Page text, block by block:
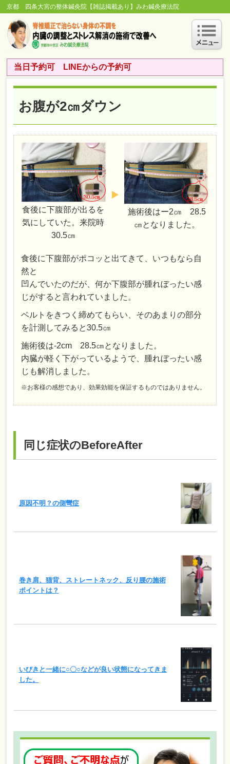
京都 四条大宮の整体鍼灸院【雑誌掲載あり】みわ鍼灸療法院
当日予約可 LINEからの予約可
お腹が2㎝ダウン
食後に下腹部が出るを
気にしていた。来院時
30.5㎝
施術後はー2㎝ 28.5
㎝となりました。
食後に下腹部がポコッと出てきて、いつもなら自
然と
凹んでいたのだが、何か下腹部が腫れぼったい感
じがすると言われていました。
ベルトをきつく締めてもらい、そのあまりの部分
を計測してみると30.5㎝
施術後は-2cm 28.5㎝となりました。
内臓が軽く下がっているようで、腫れぼったい感
じも解消しました。
※お客様の感想であり、効果効能を保証するものではありません。
同じ症状のBeforeAfter
原因不明？の側彎症
巻き肩、猫背、ストレートネック、反り腰の施術
ポイントは？
いびきと一緒に○〇○などが良い状態になってきま
した。